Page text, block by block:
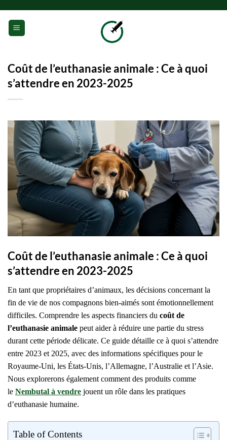
contenu
Coût de l’euthanasie animale : Ce à quoi
s’attendre en 2023-2025
Coût de l’euthanasie animale : Ce à quoi
s’attendre en 2023-2025
En tant que propriétaires d’animaux, les décisions concernant la
fin de vie de nos compagnons bien-aimés sont émotionnellement
difficiles. Comprendre les aspects financiers du coût de
l’euthanasie animale peut aider à réduire une partie du stress
durant cette période délicate. Ce guide détaille ce à quoi s’attendre
entre 2023 et 2025, avec des informations spécifiques pour le
Royaume-Uni, les États-Unis, l’Allemagne, l’Australie et l’Asie.
Nous explorerons également comment des produits comme
le Nembutal à vendre jouent un rôle dans les pratiques
d’euthanasie humaine.
Table of Contents